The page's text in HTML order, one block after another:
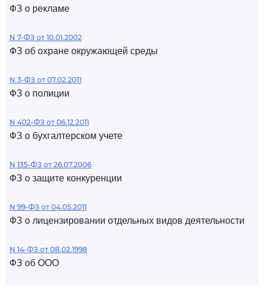
ФЗ о рекламе
N 7-ФЗ от 10.01.2002
ФЗ об охране окружающей среды
N 3-ФЗ от 07.02.2011
ФЗ о полиции
N 402-ФЗ от 06.12.2011
ФЗ о бухгалтерском учете
N 135-ФЗ от 26.07.2006
ФЗ о защите конкуренции
N 99-ФЗ от 04.05.2011
ФЗ о лицензировании отдельных видов деятельности
N 14-ФЗ от 08.02.1998
ФЗ об ООО